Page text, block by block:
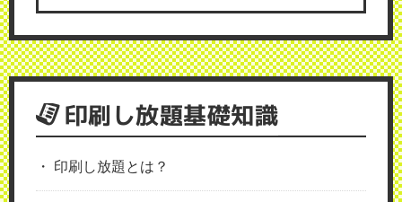
印刷し放題基礎知識
印刷し放題とは？